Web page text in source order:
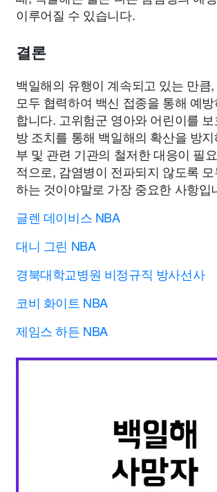
이루어질 수 있습니다.
결론
백일해의 유행이 계속되고 있는 만큼
모두 협력하여 백신 접종을 통해 예
합니다. 고위험군 영아와 어린이를
방 조치를 통해 백일해의 확산을 방
부 및 관련 기관의 철저한 대응이 필
적으로, 감염병이 전파되지 않도록
하는 것이야말로 가장 중요한 사항입
글렌 데이비스 NBA
대니 그린 NBA
경북대학교병원 비정규직 방사선사
코비 화이트 NBA
제임스 하든 NBA